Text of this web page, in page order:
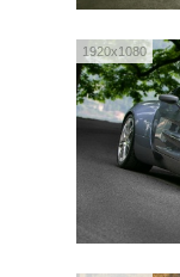
1920x1080